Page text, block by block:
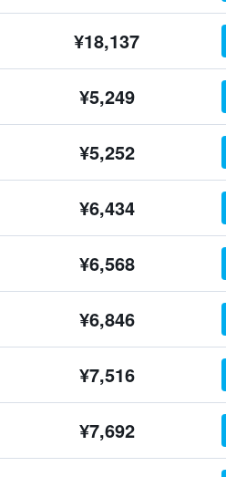
¥18,137
¥5,249
¥5,252
¥6,434
¥6,568
¥6,846
¥7,516
¥7,692